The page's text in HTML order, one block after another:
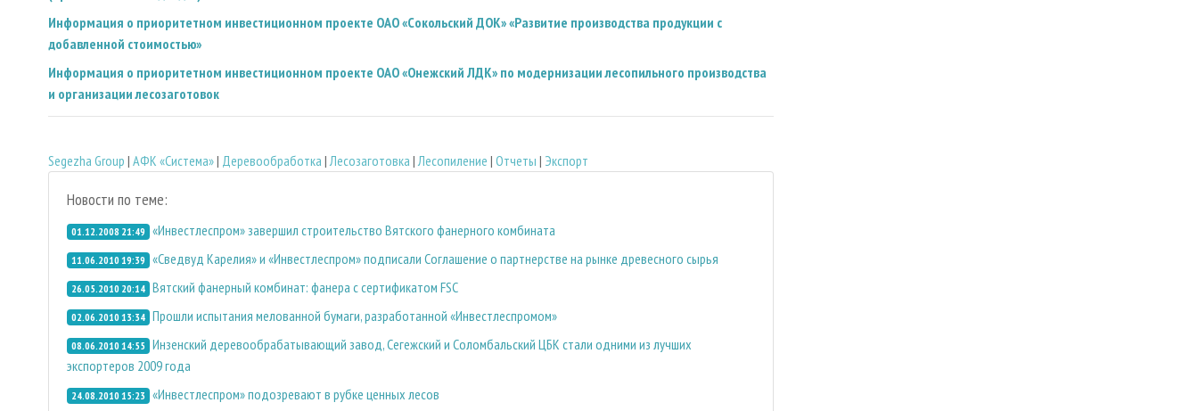
Информация о приоритетном инвестиционном проекте ОАО «Сокольский ДОК» «Развитие производства продукции с
добавленной стоимостью»
Информация о приоритетном инвестиционном проекте ОАО «Онежский ЛДК» по модернизации лесопильного производства
и организации лесозаготовок
Segezha Group | АФК «Система»| Деревообработка | Лесозаготовка | Лесопиление | Отчеты | Экспорт
Новости по теме:
01.12.2008 21:49 «Инвестлеспром» завершил строительство Вятского фанерного комбината
11.06.2010 19:39 «Сведвуд Карелия» и «Инвестлеспром» подписали Соглашение о партнерстве на рынке древесного сырья
26.05.2010 20:14 Вятский фанерный комбинат: фанера с сертификатом FSC
02.06.2010 13:34 Прошли испытания мелованной бумаги, разработанной «Инвестлеспромом»
08.06.2010 14:55 Инзенский деревообрабатывающий завод, Сегежский и Соломбальский ЦБК стали одними из лучших
экспортеров 2009 года
24.08.2010 15:23 «Инвестлеспром» подозревают в рубке ценных лесов